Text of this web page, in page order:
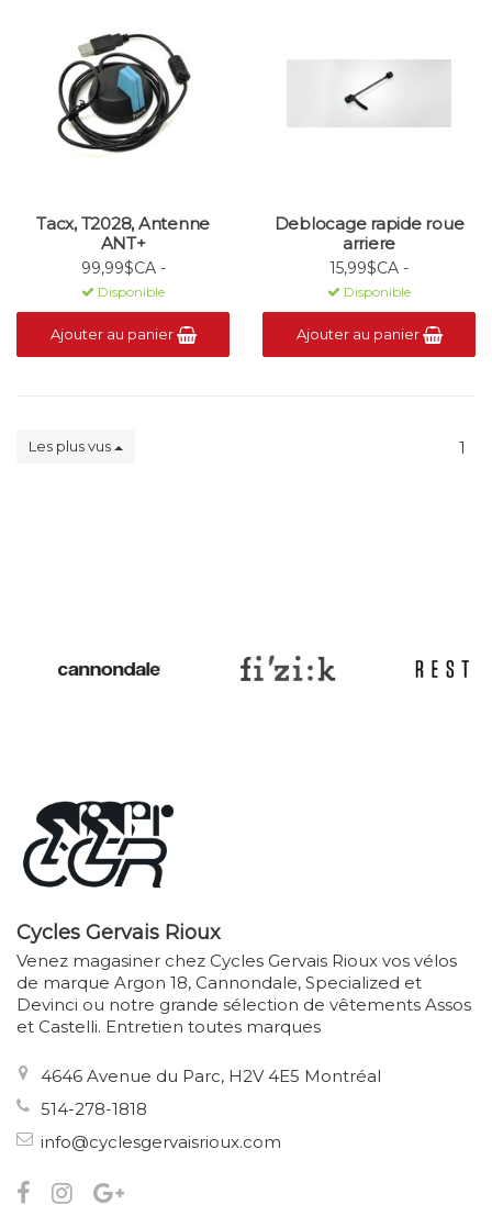
Tacx, T2028, Antenne
ANT+
99,99$CA -
Disponible
Ajouter au panier
Deblocage rapide roue
arriere
15,99$CA -
Disponible
Ajouter au panier
Les plus vus 1
Cycles Gervais Rioux
Venez magasiner chez Cycles Gervais Rioux vos vélos
de marque Argon 18, Cannondale, Specialized et
Devinci ou notre grande sélection de vêtements Assos
et Castelli. Entretien toutes marques
4646 Avenue du Parc, H2V 4E5 Montréal
514-278-1818
info@cyclesgervaisrioux.com